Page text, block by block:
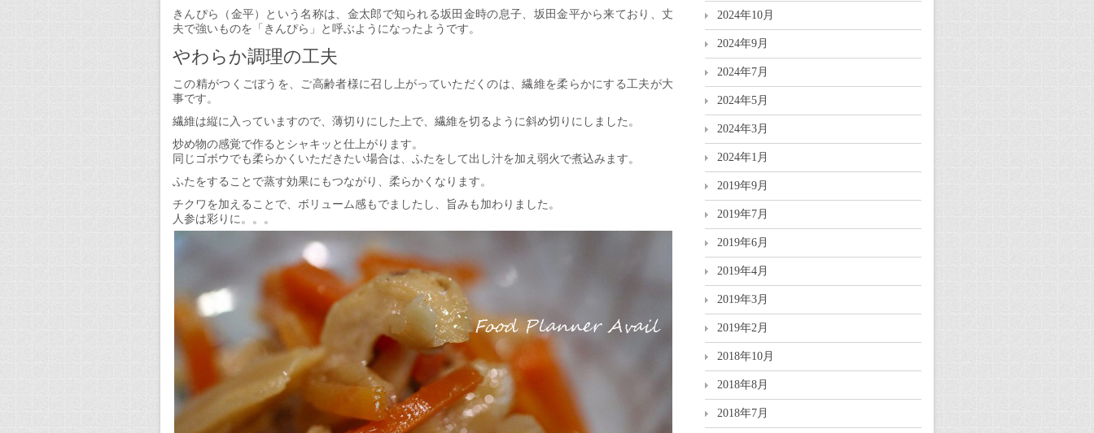
きんぴら（金平）という名称は、金太郎で知られる坂田金時の息子、坂田金平から来ており、丈
夫で強いものを「きんぴら」と呼ぶようになったようです。
やわらか調理の工夫
この精がつくごぼうを、ご高齢者様に召し上がっていただくのは、繊維を柔らかにする工夫が大
事です。
繊維は縦に入っていますので、薄切りにした上で、繊維を切るように斜め切りにしました。
炒め物の感覚で作るとシャキッと仕上がります。
同じゴボウでも柔らかくいただきたい場合は、ふたをして出し汁を加え弱火で煮込みます。
ふたをすることで蒸す効果にもつながり、柔らかくなります。
チクワを加えることで、ボリューム感もでましたし、旨みも加わりました。
人参は彩りに。。。
2024年10月
2024年9月
2024年7月
2024年5月
2024年3月
2024年1月
2019年9月
2019年7月
2019年6月
2019年4月
2019年3月
2019年2月
2018年10月
2018年8月
2018年7月